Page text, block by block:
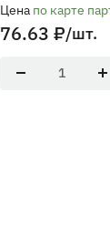
Цена по карте
76.63 ₽/шт.